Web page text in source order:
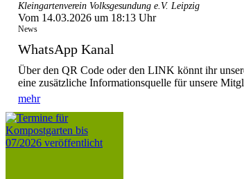
Kleingartenverein Volksgesundung e.V. Leipzig
Vom 14.03.2026 um 18:13 Uhr
News
WhatsApp Kanal
Über den QR Code oder den LINK könnt ihr
eine zusätzliche Informationsquelle für unsere
mehr